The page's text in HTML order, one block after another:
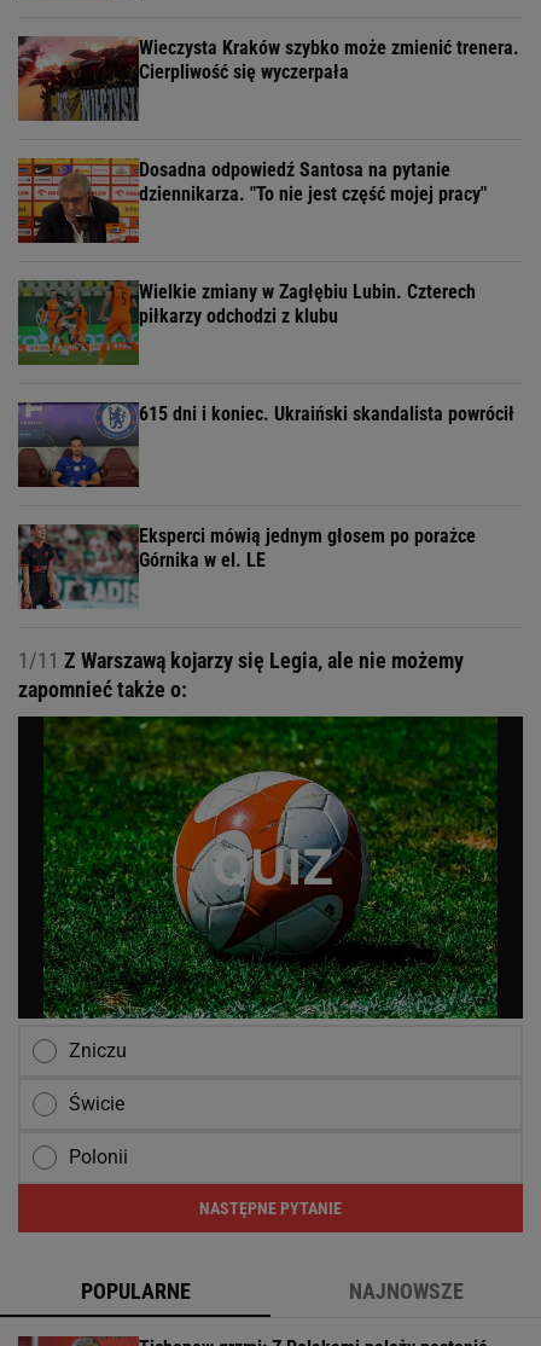
Wieczysta Kraków szybko może zmienić trenera.
Cierpliwość się wyczerpała
Dosadna odpowiedź Santosa na pytanie
dziennikarza. "To nie jest część mojej pracy"
Wielkie zmiany w Zagłębiu Lubin. Czterech
piłkarzy odchodzi z klubu
615 dni i koniec. Ukraiński skandalista powrócił
Eksperci mówią jednym głosem po porażce
Górnika w el. LE
1/11 Z Warszawą kojarzy się Legia, ale nie możemy
zapomnieć także o:
Zniczu
Świcie
Polonii
NASTĘPNE PYTANIE
POPULARNE NAJNOWSZE